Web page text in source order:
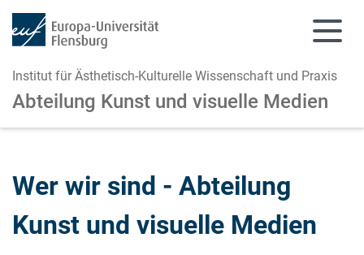
Institut für Ästhetisch-Kulturelle Wissenschaft und Praxis
Abteilung Kunst und visuelle Medien
Wer wir sind - Abteilung
Kunst und visuelle Medien